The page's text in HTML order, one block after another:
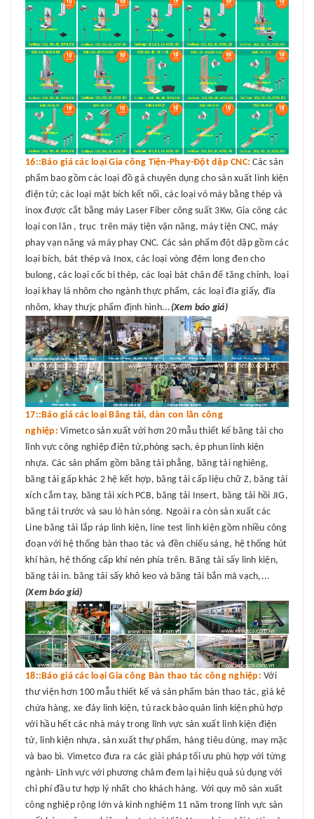
16::Báo giá các loại Gia công Tiện-Phay-Đột dập CNC: Các sản
phẩm bao gồm các loại đồ gá chuyên dụng cho sản xuất linh kiện
điện tử; các loại mặt bích kết nối, các loại vỏ máy bằng thép và
inox được cắt bằng máy Laser Fiber công suất 3Kw, Gia công các
loại con lăn , trục trên máy tiện vận năng, máy tiện CNC, máy
phay vạn năng và máy phay CNC. Các sản phẩm đột dập gồm các
loại bích, bát thép và Inox, các loại vòng đệm long đen cho
bulong, các loại cốc bi thép, các loại bát chân đế tăng chỉnh, loại
loại khay lá nhôm cho ngành thực phẩm, các loại đĩa giấy, đĩa
nhôm, khay thưjc phẩm định hình... (Xem báo giá)
17::Báo giá các loại Băng tải, dàn con lăn công
nghiệp: Vimetco sản xuất với hơn 20 mẫu thiết kế băng tải cho
lĩnh vực công nghiệp điện tử,phòng sạch, ép phun linh kiện
nhựa. Các sản phẩm gồm băng tải phẳng, băng tải nghiêng,
băng tải gấp khác 2 hệ kết hợp, băng tải cấp liệu chữ Z, băng tải
xích cắm tay, băng tải xích PCB, băng tải Insert, băng tải hồi JIG,
băng tải trước và sau lò hàn sóng. Ngoài ra còn sản xuất các
Line băng tải lắp ráp linh kiện, line test linh kiện gồm nhiều công
đoạn với hệ thống bàn thao tác và đền chiếu sáng, hệ thống hút
khí hàn, hệ thống cấp khí nén phía trên. Băng tải sấy linh kiện,
băng tải in. băng tải sấy khô keo và băng tải bắn mã vạch,...
(Xem báo giá)
18::Báo giá các loại Gia công Bàn thao tác công nghiệp: Với
thư viện hơn 100 mẫu thiết kế và sản phẩm bàn thao tác, giá kệ
chứa hàng, xe đảy linh kiện, tủ rack bảo quản linh kiện phù hợp
với hầu hết các nhà máy trong lĩnh vực sản xuất linh kiện điện
tử, linh kiện nhựa, sản xuất thự phẩm, hàng tiêu dùng, may mặc
và bao bì. Vimetco đưa ra các giải pháp tối ưu phù hợp với từng
ngành- Lĩnh vực với phương châm đem lại hiệu quả sủ dụng với
chi phí đầu tư hợp lý nhất cho khách hàng. Với quy mô sản xuất
công nghiệp rộng lớn và kinh nghiệm 11 năm trong lĩnh vực sản